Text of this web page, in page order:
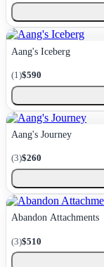
Aang's Iceberg
(1)$590
Aang's Journey
(3)$260
Abandon Attachments
(3)$510